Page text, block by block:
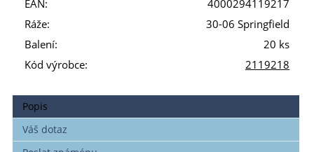
EAN:
4000294119217
Ráže:
30-06 Springfield
Balení:
20 ks
Kód výrobce:
2119218
Popis
Váš dotaz